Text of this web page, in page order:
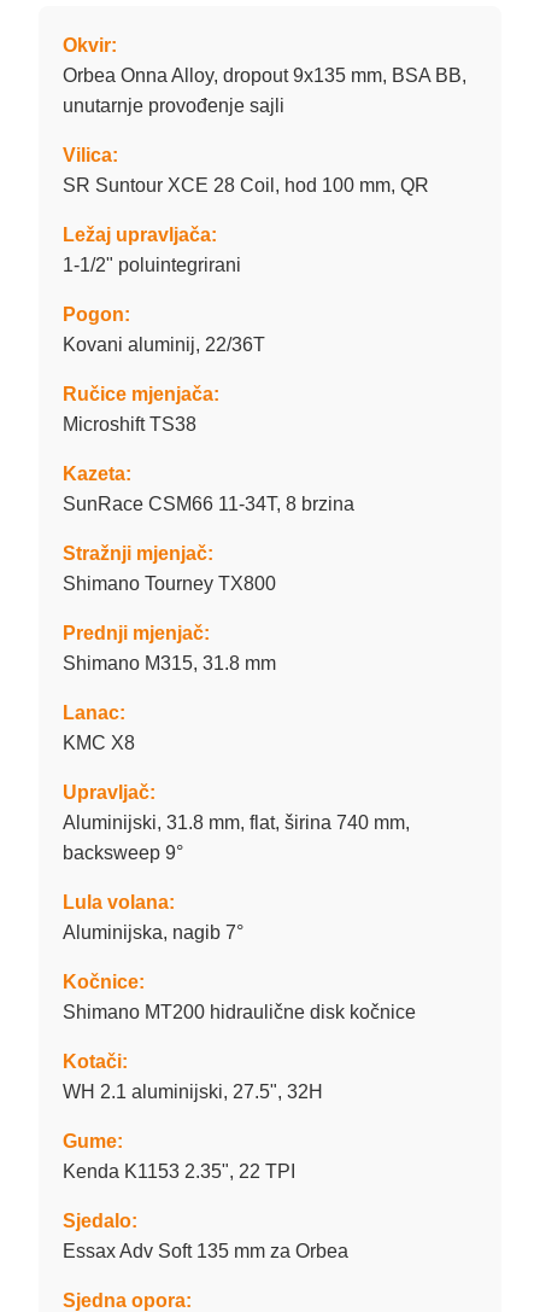
Okvir:
Orbea Onna Alloy, dropout 9x135 mm, BSA BB,
unutarnje provođenje sajli
Vilica:
SR Suntour XCE 28 Coil, hod 100 mm, QR
Ležaj upravljača:
1-1/2" poluintegrirani
Pogon:
Kovani aluminij, 22/36T
Ručice mjenjača:
Microshift TS38
Kazeta:
SunRace CSM66 11-34T, 8 brzina
Stražnji mjenjač:
Shimano Tourney TX800
Prednji mjenjač:
Shimano M315, 31.8 mm
Lanac:
KMC X8
Upravljač:
Aluminijski, 31.8 mm, flat, širina 740 mm,
backsweep 9°
Lula volana:
Aluminijska, nagib 7°
Kočnice:
Shimano MT200 hidraulične disk kočnice
Kotači:
WH 2.1 aluminijski, 27.5", 32H
Gume:
Kenda K1153 2.35", 22 TPI
Sjedalo:
Essax Adv Soft 135 mm za Orbea
Sjedna opora: